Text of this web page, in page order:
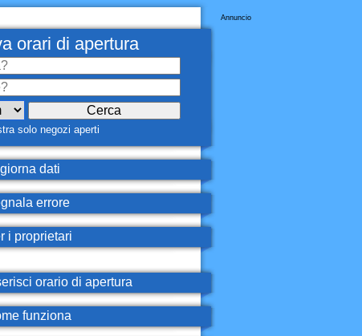
Annuncio
orari di apertura
solo negozi aperti
dati
errore
i proprietari
orario di apertura
funziona